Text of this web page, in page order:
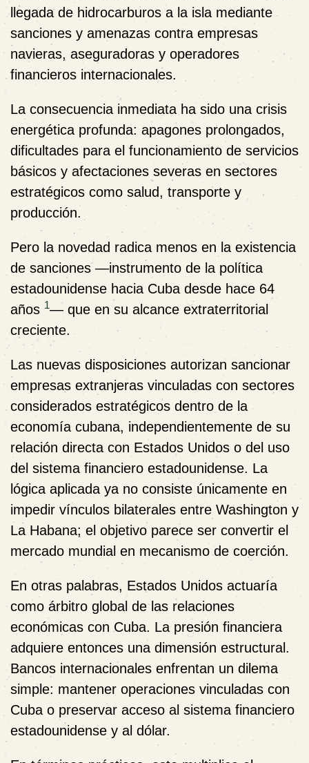
llegada de hidrocarburos a la isla mediante
sanciones y amenazas contra empresas
navieras, aseguradoras y operadores
financieros internacionales.
La consecuencia inmediata ha sido una crisis
energética profunda: apagones prolongados,
dificultades para el funcionamiento de servicios
básicos y afectaciones severas en sectores
estratégicos como salud, transporte y
producción.
Pero la novedad radica menos en la existencia
de sanciones —instrumento de la política
estadounidense hacia Cuba desde hace 64
años 1— que en su alcance extraterritorial
creciente.
Las nuevas disposiciones autorizan sancionar
empresas extranjeras vinculadas con sectores
considerados estratégicos dentro de la
economía cubana, independientemente de su
relación directa con Estados Unidos o del uso
del sistema financiero estadounidense. La
lógica aplicada ya no consiste únicamente en
impedir vínculos bilaterales entre Washington y
La Habana; el objetivo parece ser convertir el
mercado mundial en mecanismo de coerción.
En otras palabras, Estados Unidos actuaría
como árbitro global de las relaciones
económicas con Cuba. La presión financiera
adquiere entonces una dimensión estructural.
Bancos internacionales enfrentan un dilema
simple: mantener operaciones vinculadas con
Cuba o preservar acceso al sistema financiero
estadounidense y al dólar.